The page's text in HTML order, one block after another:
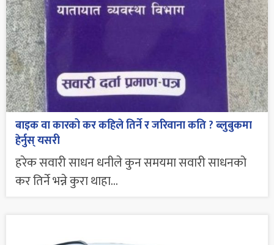
बाइक वा कारको कर कहिले तिर्ने र जरिवाना कति ? ब्लुबुकमा
हेर्नुस् यसरी
हरेक सवारी साधन धनीले कुन समयमा सवारी साधनको
कर तिर्ने भन्ने कुरा थाहा...